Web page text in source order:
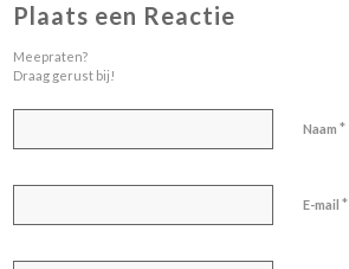
Plaats een Reactie
Meepraten?
Draag gerust bij!
Naam*
E-mail*